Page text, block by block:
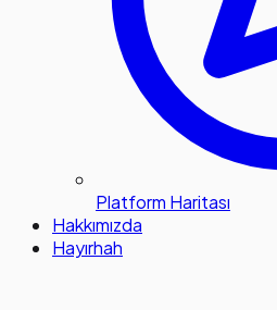
Platform Haritası
Hakkımızda
Hayırhah